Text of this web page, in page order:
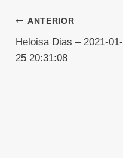
Navegação
de
ANTERIOR
Heloisa Dias – 2021-01-
25 20:31:08